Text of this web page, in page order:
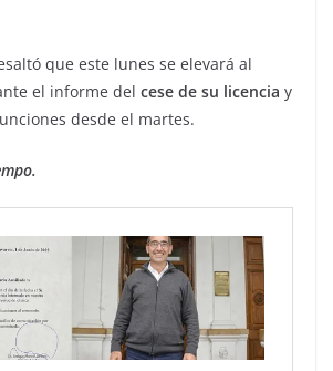
que este lunes se elevará al
el informe del cese de su licencia y
desde el martes.